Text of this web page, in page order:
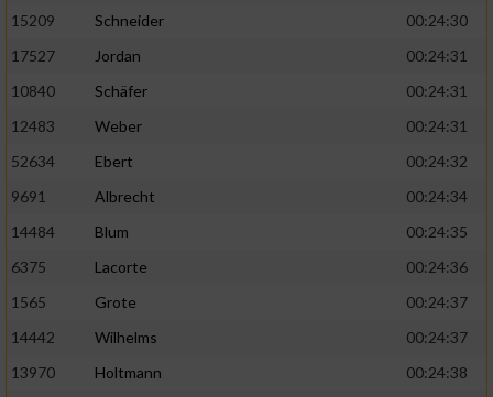
15209
Schneider
00:24:30
17527
Jordan
00:24:31
10840
Schäfer
00:24:31
12483
Weber
00:24:31
52634
Ebert
00:24:32
9691
Albrecht
00:24:34
14484
Blum
00:24:35
6375
Lacorte
00:24:36
1565
Grote
00:24:37
14442
Wilhelms
00:24:37
13970
Holtmann
00:24:38